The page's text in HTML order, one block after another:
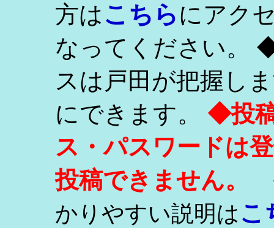
方はこちらにアク
なってください。
スは戸田が把握し
にできます。 ◆投
ス・パスワードは
投稿できません。
かりやすい説明はこ